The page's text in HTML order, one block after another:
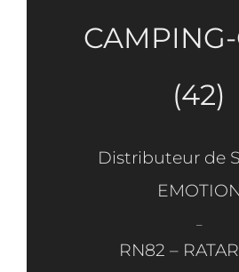
(42)
Distributeur de
RN82 –